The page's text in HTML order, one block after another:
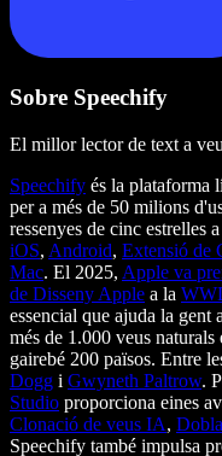
Sobre Speechify
El millor lector de text a veu
Speechify és la plataforma
per a més de 50 milions
ressenyes de cinc estrelles
iOS, Android, Extensió de
Mac. El 2025, Apple va
de Disseny Apple a la
essencial que ajuda la
més de 1.000 veus
gairebé 200 països. Entre
Dogg i Gwyneth Paltrow.
Studio proporciona eines
Clonació de veus IA,
Speechify també impulsa